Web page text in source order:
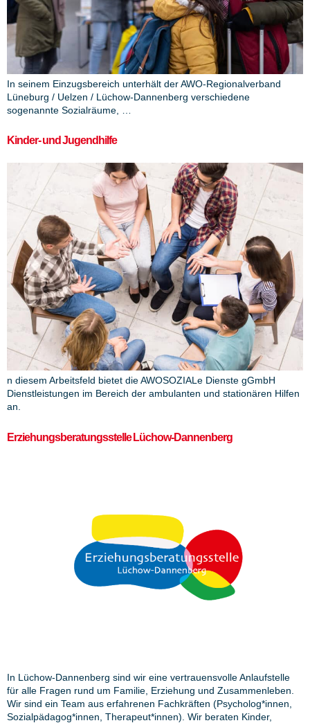
In seinem Einzugsbereich unterhält der AWO-Regionalverband
Lüneburg / Uelzen / Lüchow-Dannenberg verschiedene
sogenannte Sozialräume, …
Kinder- und Jugendhilfe
n diesem Arbeitsfeld bietet die AWOSOZIALe Dienste gGmbH
Dienstleistungen im Bereich der ambulanten und stationären Hilfen
an.
Erziehungsberatungsstelle Lüchow-Dannenberg
In Lüchow-Dannenberg sind wir eine vertrauensvolle Anlaufstelle
für alle Fragen rund um Familie, Erziehung und Zusammenleben.
Wir sind ein Team aus erfahrenen Fachkräften (Psycholog*innen,
Sozialpädagog*innen, Therapeut*innen). Wir beraten Kinder,